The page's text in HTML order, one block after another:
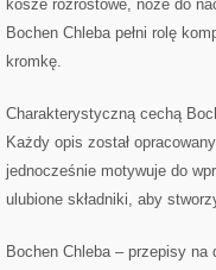
kosze rozrostowe, noże do
Bochen Chleba pełni rolę
kromkę.
Charakterystyczną cechą
Każdy opis został
jednocześnie motywuje do
ulubione składniki, aby
Bochen Chleba – przepisy